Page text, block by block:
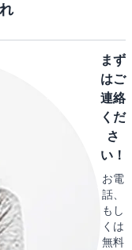
まず
はご
連絡
くだ
さ
い！
お電
話、
もし
くは
無料